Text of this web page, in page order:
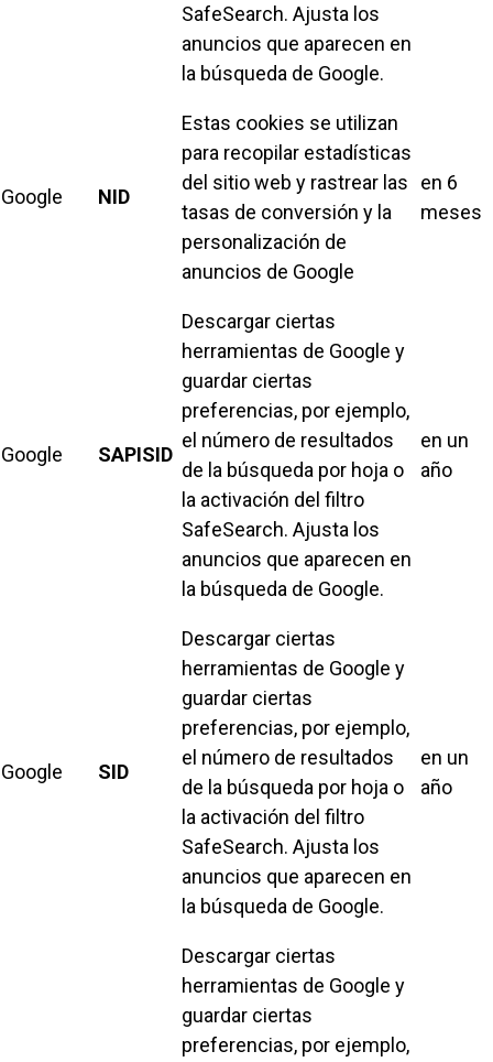
SafeSearch. Ajusta los
anuncios que aparecen en
la búsqueda de Google.
Google NID
Estas cookies se utilizan
para recopilar estadísticas
del sitio web y rastrear las
tasas de conversión y la
personalización de
anuncios de Google
en 6
meses
Google SAPISID
Descargar ciertas
herramientas de Google y
guardar ciertas
preferencias, por ejemplo,
el número de resultados
de la búsqueda por hoja o
la activación del filtro
SafeSearch. Ajusta los
anuncios que aparecen en
la búsqueda de Google.
en un
año
Google SID
Descargar ciertas
herramientas de Google y
guardar ciertas
preferencias, por ejemplo,
el número de resultados
de la búsqueda por hoja o
la activación del filtro
SafeSearch. Ajusta los
anuncios que aparecen en
la búsqueda de Google.
en un
año
Descargar ciertas
herramientas de Google y
guardar ciertas
preferencias, por ejemplo,